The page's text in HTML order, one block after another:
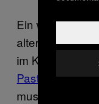
Ein weiterer
altertümlichem
im Kiosk um
Pasteurisierung
muss so